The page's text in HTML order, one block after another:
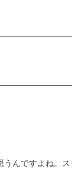
んですよね。